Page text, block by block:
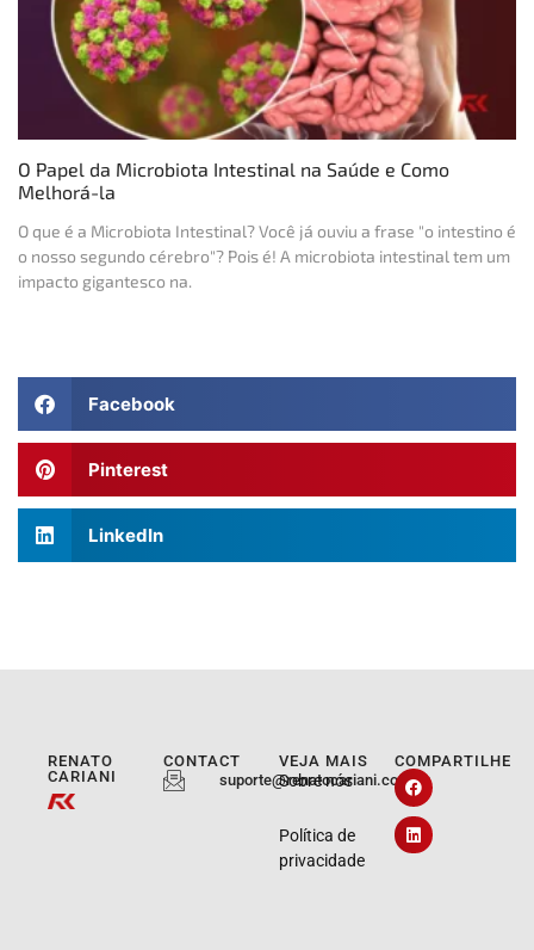
O Papel da Microbiota Intestinal na Saúde e Como
Melhorá-la
O que é a Microbiota Intestinal? Você já ouviu a frase "o intestino é
o nosso segundo cérebro"? Pois é! A microbiota intestinal tem um
impacto gigantesco na.
Facebook
Pinterest
LinkedIn
RENATO
CARIANI
CONTACT
suporte@renatocariani.com.br
VEJA MAIS
Sobre nós
Política de
privacidade
COMPARTILHE